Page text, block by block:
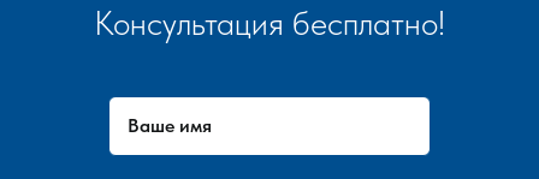
Консультация бесплатно!